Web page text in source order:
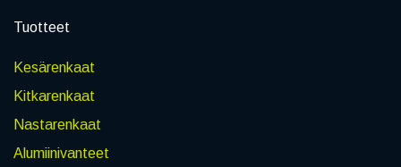
Tuotteet
Kesärenkaat
Kitkarenkaat
Nastarenkaat
Alumiinivanteet